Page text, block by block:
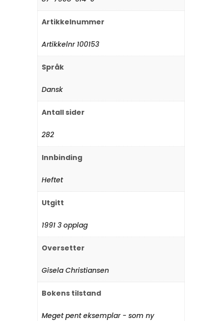
Artikkelnummer
Artikkelnr 100153
Språk
Dansk
Antall sider
282
Innbinding
Heftet
Utgitt
1991 3 opplag
Oversetter
Gisela Christiansen
Bokens tilstand
Meget pent eksemplar - som ny